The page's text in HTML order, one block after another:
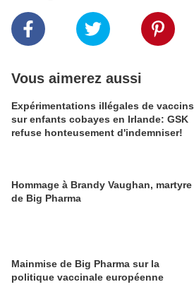
Vous aimerez aussi
Expérimentations illégales de vaccins
sur enfants cobayes en Irlande: GSK
refuse honteusement d'indemniser!
Hommage à Brandy Vaughan, martyre
de Big Pharma
Mainmise de Big Pharma sur la
politique vaccinale européenne